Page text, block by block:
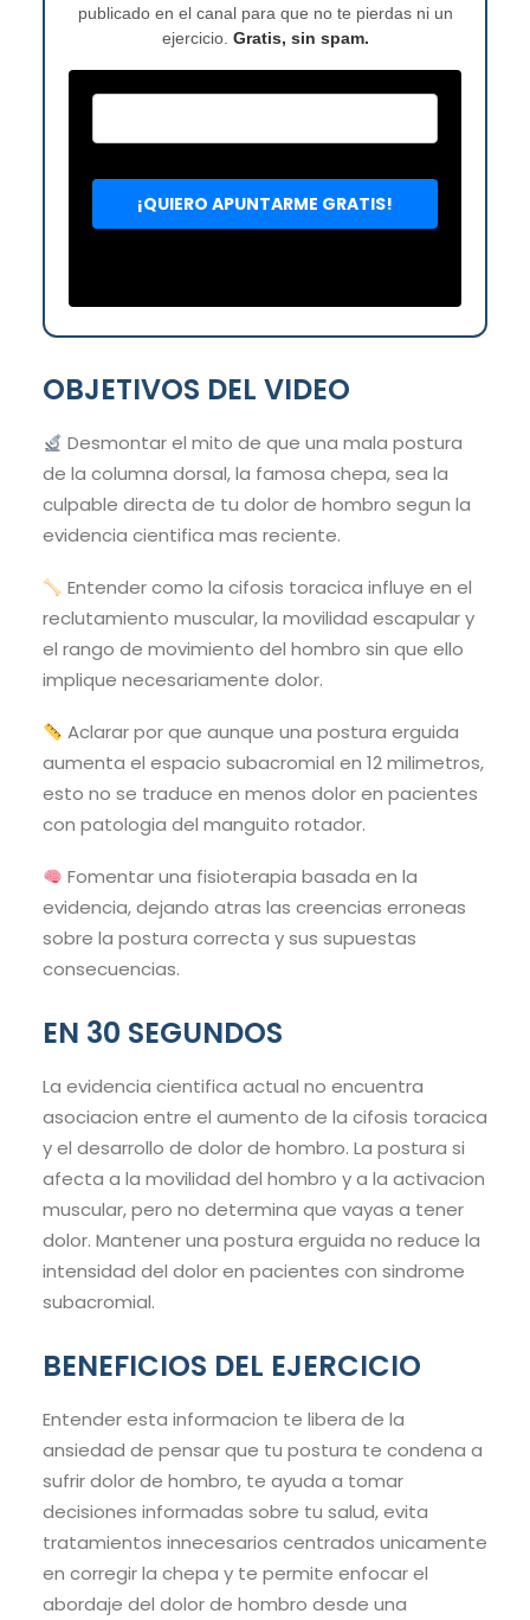
publicado en el canal para que no te pierdas ni un
ejercicio. Gratis, sin spam.
OBJETIVOS DEL VIDEO
Desmontar el mito de que una mala postura
de la columna dorsal, la famosa chepa, sea la
culpable directa de tu dolor de hombro segun la
evidencia cientifica mas reciente.
Entender como la cifosis toracica influye en el
reclutamiento muscular, la movilidad escapular y
el rango de movimiento del hombro sin que ello
implique necesariamente dolor.
Aclarar por que aunque una postura erguida
aumenta el espacio subacromial en 12 milimetros,
esto no se traduce en menos dolor en pacientes
con patologia del manguito rotador.
Fomentar una fisioterapia basada en la
evidencia, dejando atras las creencias erroneas
sobre la postura correcta y sus supuestas
consecuencias.
EN 30 SEGUNDOS
La evidencia cientifica actual no encuentra
asociacion entre el aumento de la cifosis toracica
y el desarrollo de dolor de hombro. La postura si
afecta a la movilidad del hombro y a la activacion
muscular, pero no determina que vayas a tener
dolor. Mantener una postura erguida no reduce la
intensidad del dolor en pacientes con sindrome
subacromial.
BENEFICIOS DEL EJERCICIO
Entender esta informacion te libera de la
ansiedad de pensar que tu postura te condena a
sufrir dolor de hombro, te ayuda a tomar
decisiones informadas sobre tu salud, evita
tratamientos innecesarios centrados unicamente
en corregir la chepa y te permite enfocar el
abordaje del dolor de hombro desde una